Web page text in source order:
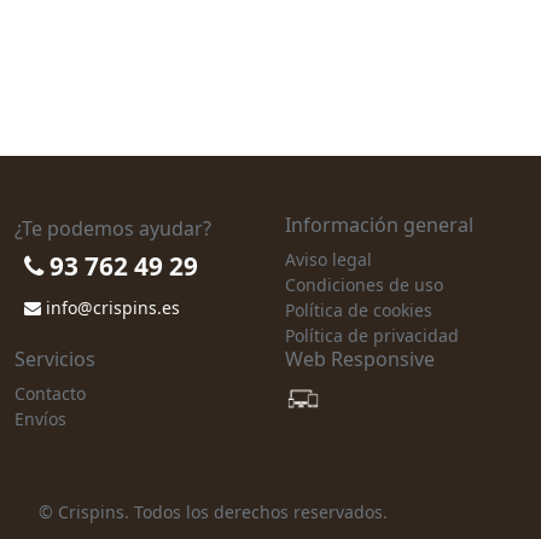
¿Te podemos ayudar?
93 762 49 29
info@crispins.es
Información general
Aviso legal
Condiciones de uso
Política de cookies
Política de privacidad
Servicios
Contacto
Envíos
Web Responsive
© Crispins. Todos los derechos reservados.